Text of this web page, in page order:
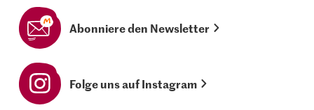
Abonniere den Newsletter
Folge uns auf Instagram